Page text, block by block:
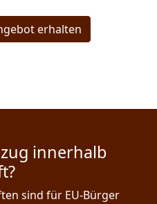
erhalten
innerhalb
sind für EU-Bürger